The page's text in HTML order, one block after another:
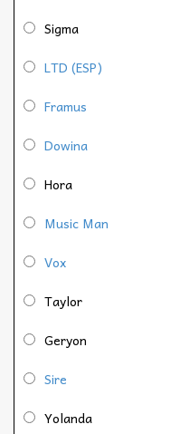
Sigma
LTD (ESP)
Framus
Dowina
Hora
Music Man
Vox
Taylor
Geryon
Sire
Yolanda